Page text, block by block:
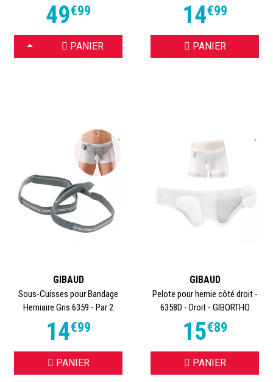
49€99
CHOISIR PANIER
14€99
PANIER
GIBAUD
Sous-Cuisses pour Bandage
Herniaire Gris 6359 - Par 2
14€99
PANIER
GIBAUD
Pelote pour hernie côté droit -
6358D - Droit - GIBORTHO
15€89
PANIER